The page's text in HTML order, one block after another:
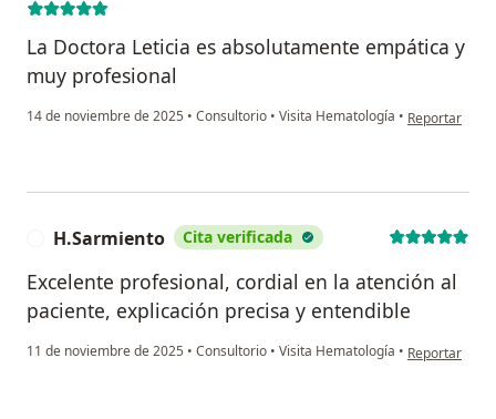
La Doctora Leticia es absolutamente empática y
muy profesional
14 de noviembre de 2025 • Consultorio • Visita Hematología • en opinión
Reportar
H.Sarmiento Cita verificada
Excelente profesional, cordial en la atención al
paciente, explicación precisa y entendible
11 de noviembre de 2025 • Consultorio • Visita Hematología • en opinión
Reportar